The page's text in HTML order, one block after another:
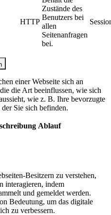
HTTP
Zustände des
Benutzers bei
allen
Seitenanfragen
bei.
einer Webseite sich an
die Art beeinflussen, wie sich
wie z. B. Ihre bevorzugte
Sie sich befinden.
Ablauf
Besitzern zu verstehen,
interagieren, indem
und gemeldet werden.
Bedeutung, um das digitale
zu verbessern.